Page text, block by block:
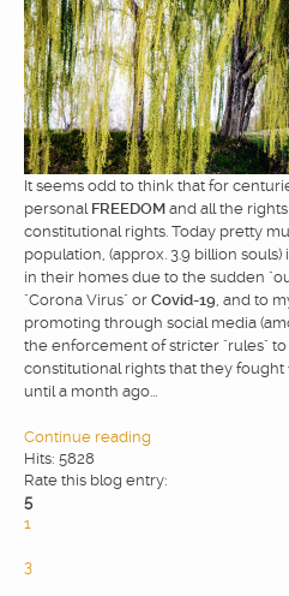
It seems odd to think that for
personal FREEDOM and all the
constitutional rights. Today pretty
population, (approx. 3.9 billion
in their homes due to the sudden
"Corona Virus" or Covid-19 , and to
promoting through social media
the enforcement of stricter "rules"
constitutional rights that they fought
until a month ago...
Continue reading
Hits: 5828
Rate this blog entry:
5
1
3